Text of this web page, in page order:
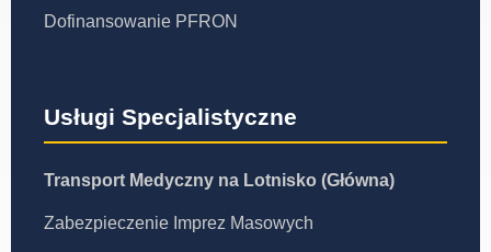
Dofinansowanie PFRON
Usługi Specjalistyczne
Transport Medyczny na Lotnisko (Główna)
Zabezpieczenie Imprez Masowych